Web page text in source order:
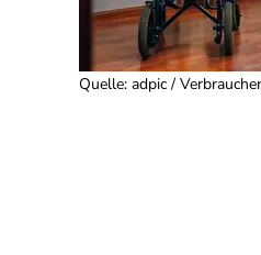
Quelle: adpic /